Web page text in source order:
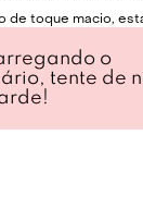
de toque macio,
perfeitamente a
anatômica,
uso à mão quanto
o
tente de